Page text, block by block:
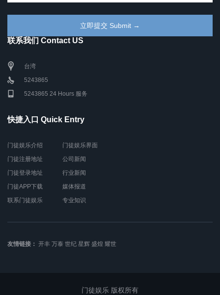
联系我们 Contact US
台湾
5243865
5243865 24 Hours 服务
快捷入口 Quick Entry
门徒娱乐介绍
门徒注册地址
门徒登录地址
门徒APP下载
联系门徒娱乐
门徒娱乐界面
公司新闻
行业新闻
媒体报道
专业知识
友情链接： 开丰 万泰 世纪 星辉 盛煌 耀世
门徒娱乐 版权所有